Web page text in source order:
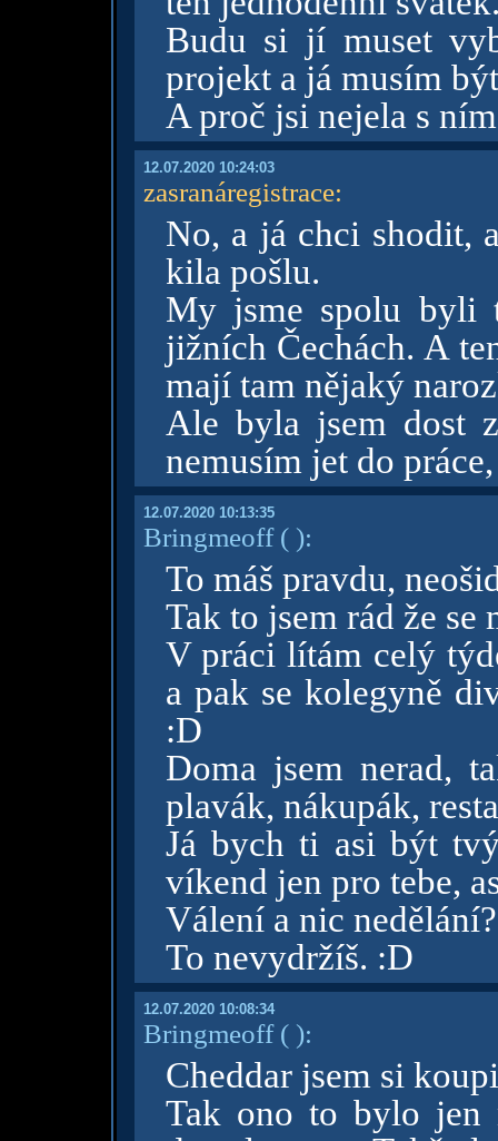
Budu si jí muset
projekt a já musím
A proč jsi nejela s
12.07.2020 10:24:03
zasranáregistrace:
No, a já chci shodit,
kila pošlu.
My jsme spolu byli
jižních Čechách. A
mají tam nějaký
Ale byla jsem dost
nemusím jet do
12.07.2020 10:13:35
Bringmeoff( ):
To máš pravdu,
Tak to jsem rád že se
V práci lítám celý
a pak se kolegyně
:D
Doma jsem nerad,
plavák, nákupák,
Já bych ti asi být
víkend jen pro tebe,
Válení a nic
To nevydržíš. :D
12.07.2020 10:08:34
Bringmeoff( ):
Cheddar jsem si
Tak ono to bylo jen